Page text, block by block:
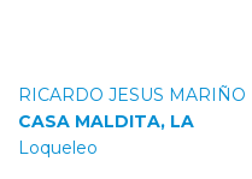
RICARDO JESUS MARIÑO
CASA MALDITA, LA
Loqueleo